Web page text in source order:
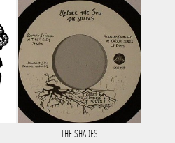
THE SHADES